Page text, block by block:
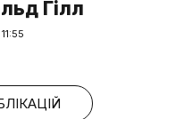
Гілл